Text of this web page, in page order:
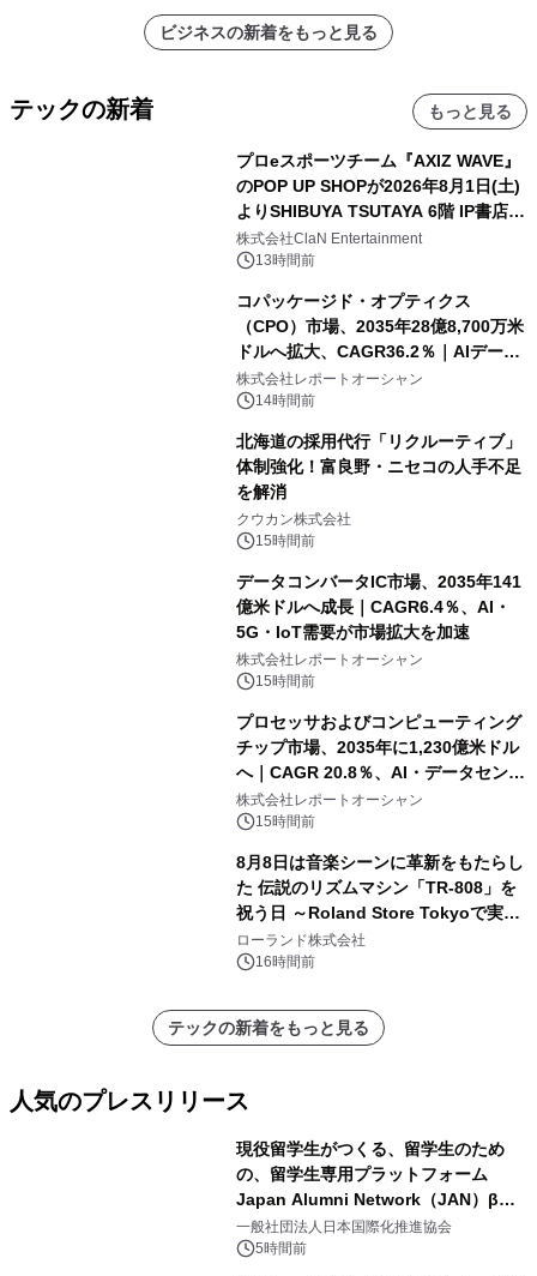
ビジネスの新着をもっと見る
テックの新着 もっと見る
プロeスポーツチーム『AXIZ WAVE』
のPOP UP SHOPが2026年8月1日(土)
よりSHIBUYA TSUTAYA 6階 IP書店で
開催決定！！
株式会社ClaN Entertainment
13時間前
コパッケージド・オプティクス
（CPO）市場、2035年28億8,700万米
ドルへ拡大、CAGR36.2％｜AIデータ
センター・高速光通信需要が成長を加
速
株式会社レポートオーシャン
14時間前
北海道の採用代行「リクルーティブ」
体制強化！富良野・ニセコの人手不足
を解消
クウカン株式会社
15時間前
データコンバータIC市場、2035年141
億米ドルへ成長｜CAGR6.4％、AI・
5G・IoT需要が市場拡大を加速
株式会社レポートオーシャン
15時間前
プロセッサおよびコンピューティング
チップ市場、2035年に1,230億米ドル
へ｜CAGR 20.8％、AI・データセンタ
ー需要が成長を牽引
株式会社レポートオーシャン
15時間前
8月8日は音楽シーンに革新をもたらし
た 伝説のリズムマシン「TR-808」を
祝う日 ～Roland Store Tokyoで実機
を展示しての 記念キャンペーンを開
催 英国ラジオ「NTS」の 特別プログ
アーティストを フィーチャーしたアニ
メーションを公開～
ローランド株式会社
16時間前
テックの新着をもっと見る
人気のプレスリリース
現役留学生がつくる、留学生のため
の、留学生専用プラットフォーム
Japan Alumni Network（JAN）β版
をリリース
一般社団法人日本国際化推進協会
5時間前